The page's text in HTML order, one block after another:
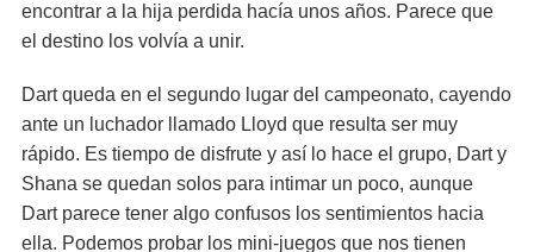
encontrar a la hija perdida hacía unos años. Parece que
el destino los volvía a unir.
Dart queda en el segundo lugar del campeonato, cayendo
ante un luchador llamado Lloyd que resulta ser muy
rápido. Es tiempo de disfrute y así lo hace el grupo, Dart y
Shana se quedan solos para intimar un poco, aunque
Dart parece tener algo confusos los sentimientos hacia
ella. Podemos probar los mini-juegos que nos tienen